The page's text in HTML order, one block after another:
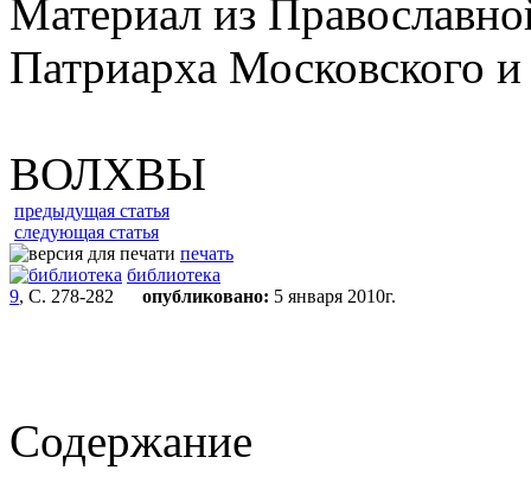
Материал из
Патриарха Московского
ВОЛХВЫ
предыдущая статья
следующая статья
печать
библиотека
9, С. 278-282 опубликовано: 5 января 2010г.
Содержание